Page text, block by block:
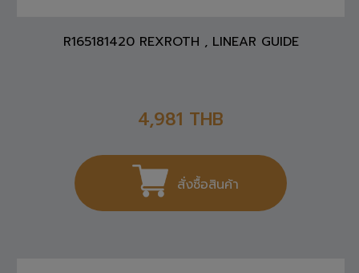
R165181420 REXROTH , LINEAR GUIDE
4,981 THB
สั่งซื้อสินค้า